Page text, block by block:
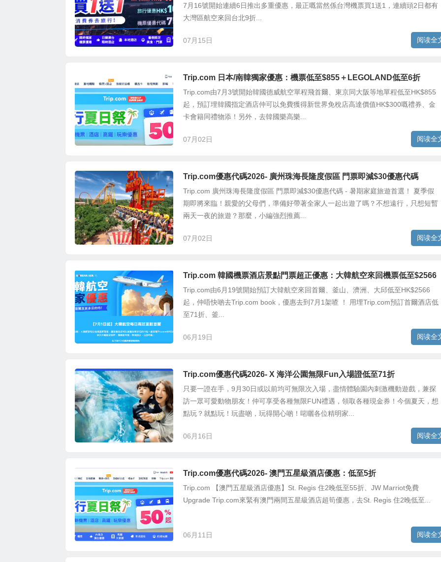
7月16號開始連續6日推出多重優惠，最正嘅當然係台灣機票買1送1，連續頭2日都有
大灣區航空來回台北9折...
07月15日 阅读全
Trip.com 日本/南韓獨家優惠：機票低至$855＋LEGOLAND低至6折
Trip.com由7月3號開始韓國德威航空單程飛首爾、東京同大阪等地單程低至HK$855
起，預訂埋韓國指定酒店仲可以免費獲得新世界免稅店高達價值HK$300嘅禮券、金
卡會籍同禮物添！另外，去韓國樂高樂...
07月02日 阅读全
Trip.com優惠代碼2026- 廣州珠海長隆度假區 門票即減$30優惠代碼
Trip.com 廣州珠海長隆度假區 門票即減$30優惠代碼 - 暑期家庭旅遊首選！ 夏季假
期即將來臨！親愛的父母們，準備好帶著全家人一起出遊了嗎？不想遠行，只想短暫
兩天一夜的旅遊？那麼，小編強烈推薦...
07月02日 阅读全
Trip.com 韓國機票酒店景點門票超正優惠：大韓航空來回機票低至$2566
Trip.com由6月19號開始預訂大韓航空來回首爾、釜山、濟洲、大邱低至HK$2566
起，仲唔快啲去Trip.com book，優惠去到7月1架喳 ！ 用埋Trip.com預訂首爾酒店低
至71折、釜...
06月19日 阅读全
Trip.com優惠代碼2026- X 海洋公園無限Fun入場證低至71折
只要一證在手，9月30日或以前均可無限次入場，盡情體驗園內刺激機動遊戲，兼探
訪一眾可愛動物朋友！仲可享受各種無限FUN禮遇，領取各種現金券！今個夏天，想
點玩？就點玩！玩盡啲，玩得開心啲！啱曬各位精明家...
06月16日 阅读全
Trip.com優惠代碼2026- 澳門五星級酒店優惠：低至5折
Trip.com 【澳門五星級酒店優惠】St. Regis 住2晚低至55折、JW Marriot免費
Upgrade Trip.com來緊有澳門兩間五星級酒店超筍優惠，去St. Regis 住2晚低至...
06月11日 阅读全